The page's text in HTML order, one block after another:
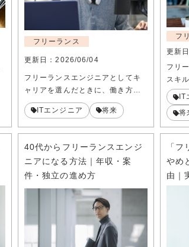
フリーランス
更新日：2026/06/04
フリーランスエンジニアとしてキ
ャリアを選んだときに、働き方…
ITエンジニア 将来
フ
更新
フリ
スキ
IT
将
40代からフリーランスエンジ
ニアになる方法｜年収・案
件・独立の進め方
「
やめ
由｜